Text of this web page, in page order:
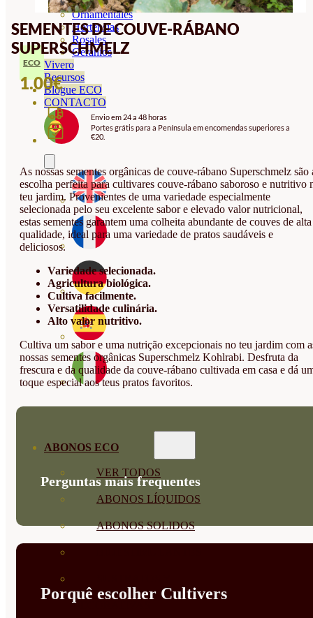
Ornamentales
Hortensias
Rosales
Geranios
Vivero
Recursos
Blogue ECO
CONTACTO
ABONOS ECO
VER TODOS
ABONOS LÍQUIDOS
ABONOS SOLIDOS
DECORATIVAS
SEMENTES DE COUVE-RÁBANO
SUPERSCHMELZ
ECO
1.00€
Envio em 24 a 48 horas
Portes grátis para a Península em encomendas superiores a
€20.
As nossas sementes orgânicas de couve-rábano Superschmelz são
escolha perfeita para cultivares couve-rábano saboroso e nutritivo
teu jardim. Provenientes de uma variedade especialmente
selecionada pelo seu excelente sabor e elevado valor nutricional,
estas sementes garantem uma colheita abundante de couves de alta
qualidade, ideal para uma variedade de pratos saudáveis e
deliciosos.
Variedade selecionada.
Agricultura biológica.
Cultiva facilmente.
Versatilidade culinária.
Alto valor nutritivo.
Cultiva um sabor e uma nutrição excepcionais no teu jardim com
nossas sementes orgânicas Superschmelz Kohlrabi. Desfruta da
frescura e da qualidade da couve-rábano cultivada em casa e dá
toque especial aos teus pratos favoritos.
Perguntas mais frequentes
Porquê escolher Cultivers